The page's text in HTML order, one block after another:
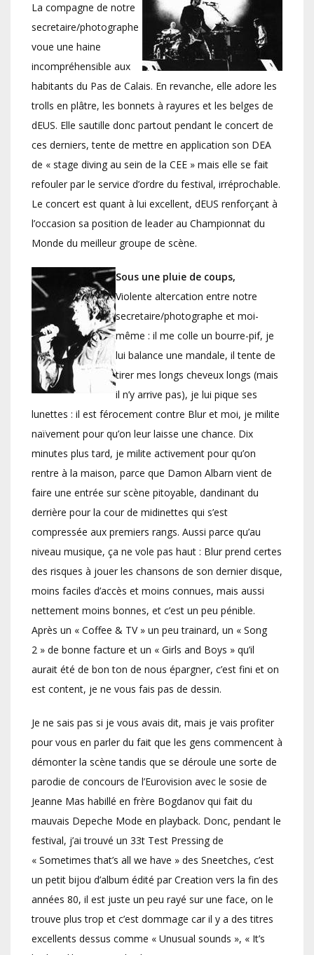
La compagne de notre
secretaire/photographe
voue une haine
incompréhensible aux
habitants du Pas de Calais. En revanche, elle adore les
trolls en plâtre, les bonnets à rayures et les belges de
dEUS. Elle sautille donc partout pendant le concert de
ces derniers, tente de mettre en application son DEA
de « stage diving au sein de la CEE » mais elle se fait
refouler par le service d’ordre du festival, irréprochable.
Le concert est quant à lui excellent, dEUS renforçant à
l’occasion sa position de leader au Championnat du
Monde du meilleur groupe de scène.
Sous une pluie de coups,
Violente altercation entre notre
secretaire/photographe et moi-
même : il me colle un bourre-pif, je
lui balance une mandale, il tente de
tirer mes longs cheveux longs (mais
il n’y arrive pas), je lui pique ses
lunettes : il est férocement contre Blur et moi, je milite
naïvement pour qu’on leur laisse une chance. Dix
minutes plus tard, je milite activement pour qu’on
rentre à la maison, parce que Damon Albarn vient de
faire une entrée sur scène pitoyable, dandinant du
derrière pour la cour de midinettes qui s’est
compressée aux premiers rangs. Aussi parce qu’au
niveau musique, ça ne vole pas haut : Blur prend certes
des risques à jouer les chansons de son dernier disque,
moins faciles d’accès et moins connues, mais aussi
nettement moins bonnes, et c’est un peu pénible.
Après un « Coffee & TV » un peu trainard, un « Song
2 » de bonne facture et un « Girls and Boys » qu’il
aurait été de bon ton de nous épargner, c’est fini et on
est content, je ne vous fais pas de dessin.
Je ne sais pas si je vous avais dit, mais je vais profiter
pour vous en parler du fait que les gens commencent à
démonter la scène tandis que se déroule une sorte de
parodie de concours de l’Eurovision avec le sosie de
Jeanne Mas habillé en frère Bogdanov qui fait du
mauvais Depeche Mode en playback. Donc, pendant le
festival, j’ai trouvé un 33t Test Pressing de
« Sometimes that’s all we have » des Sneetches, c’est
un petit bijou d’album édité par Creation vers la fin des
années 80, il est juste un peu rayé sur une face, on le
trouve plus trop et c’est dommage car il y a des titres
excellents dessus comme « Unusual sounds », « It’s